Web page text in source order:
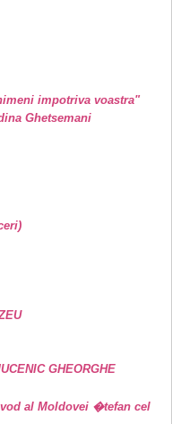
impotriva voastra"
Ghetsemani
GHEORGHE
al Moldovei �tefan cel